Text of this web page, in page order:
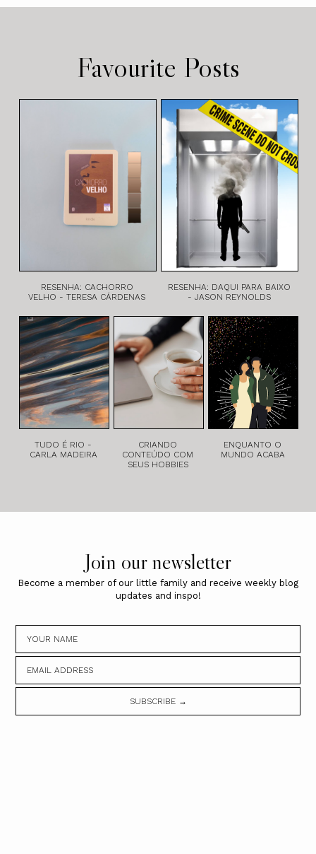
Favourite Posts
RESENHA: CACHORRO
VELHO - TERESA CÁRDENAS
RESENHA: DAQUI PARA BAIXO
- JASON REYNOLDS
TUDO É RIO -
CARLA MADEIRA
CRIANDO
CONTEÚDO COM
SEUS HOBBIES
ENQUANTO O
MUNDO ACABA
Join our newsletter
Become a member of our little family and receive weekly blog
updates and inspo!